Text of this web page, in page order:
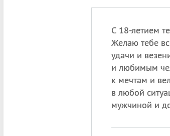
С 18-летием
Желаю тебе
удачи и
и любимым
к мечтам и
в любой
мужчиной и